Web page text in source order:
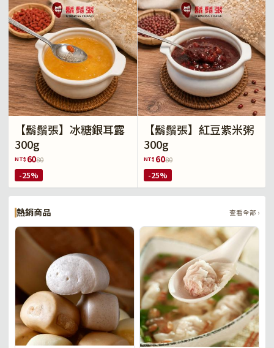
【鬍鬚張】冰糖銀耳露
300g
NT$ 6080
-25%
【鬍鬚張】紅豆紫米粥
300g
NT$ 6080
-25%
熱銷商品 查看全部 ›